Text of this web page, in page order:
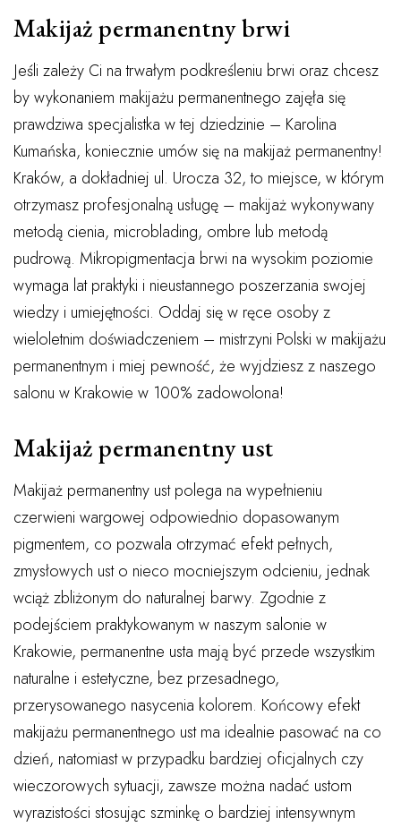
Makijaż permanentny brwi
Jeśli zależy Ci na trwałym podkreśleniu brwi oraz chcesz
by wykonaniem makijażu permanentnego zajęła się
prawdziwa specjalistka w tej dziedzinie – Karolina
Kumańska, koniecznie umów się na makijaż permanentny!
Kraków, a dokładniej ul. Urocza 32, to miejsce, w którym
otrzymasz profesjonalną usługę – makijaż wykonywany
metodą cienia, microblading, ombre lub metodą
pudrową. Mikropigmentacja brwi na wysokim poziomie
wymaga lat praktyki i nieustannego poszerzania swojej
wiedzy i umiejętności. Oddaj się w ręce osoby z
wieloletnim doświadczeniem – mistrzyni Polski w makijażu
permanentnym i miej pewność, że wyjdziesz z naszego
salonu w Krakowie w 100% zadowolona!
Makijaż permanentny ust
Makijaż permanentny ust polega na wypełnieniu
czerwieni wargowej odpowiednio dopasowanym
pigmentem, co pozwala otrzymać efekt pełnych,
zmysłowych ust o nieco mocniejszym odcieniu, jednak
wciąż zbliżonym do naturalnej barwy. Zgodnie z
podejściem praktykowanym w naszym salonie w
Krakowie, permanentne usta mają być przede wszystkim
naturalne i estetyczne, bez przesadnego,
przerysowanego nasycenia kolorem. Końcowy efekt
makijażu permanentnego ust ma idealnie pasować na co
dzień, natomiast w przypadku bardziej oficjalnych czy
wieczorowych sytuacji, zawsze można nadać ustom
wyrazistości stosując szminkę o bardziej intensywnym